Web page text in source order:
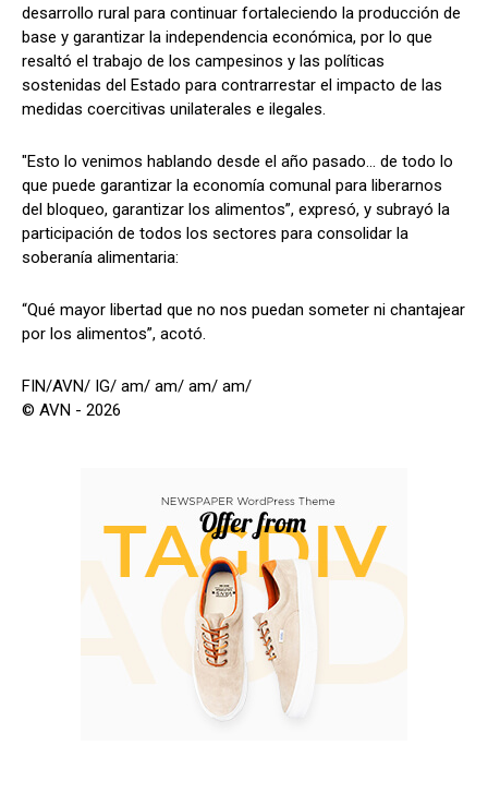
desarrollo rural para continuar fortaleciendo la producción de
base y garantizar la independencia económica, por lo que
resaltó el trabajo de los campesinos y las políticas
sostenidas del Estado para contrarrestar el impacto de las
medidas coercitivas unilaterales e ilegales.
"Esto lo venimos hablando desde el año pasado… de todo lo
que puede garantizar la economía comunal para liberarnos
del bloqueo, garantizar los alimentos”, expresó, y subrayó la
participación de todos los sectores para consolidar la
soberanía alimentaria:
“Qué mayor libertad que no nos puedan someter ni chantajear
por los alimentos”, acotó.
FIN/AVN/ IG/ am/ am/ am/ am/
© AVN - 2026